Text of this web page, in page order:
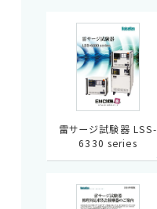
雷サージ試験器 LSS-
6330 series